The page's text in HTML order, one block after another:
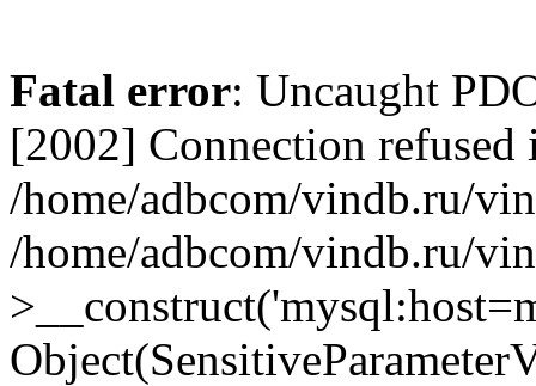
Fatal error: Uncaught
[2002] Connection refused
/home/adbcom/vindb.ru/
/home/adbcom/vindb.ru/